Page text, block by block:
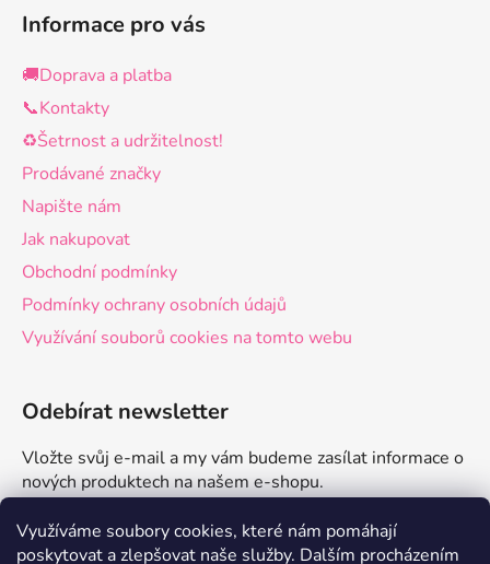
Využíváme soubory cookies, které nám pomáhají
poskytovat a zlepšovat naše služby. Dalším procházením
Informace pro vás
🚚Doprava a platba
📞Kontakty
♻️Šetrnost a udržitelnost!
Prodávané značky
Napište nám
Jak nakupovat
Obchodní podmínky
Podmínky ochrany osobních údajů
Využívání souborů cookies na tomto webu
Odebírat newsletter
Vložte svůj e-mail a my vám budeme zasílat informace o
nových produktech na našem e-shopu.
E-mail